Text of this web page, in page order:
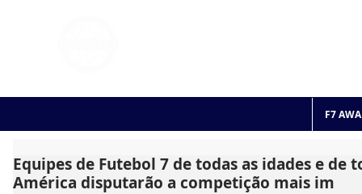
F7
Equipes de Futebol 7 de todas as idades e de
América disputarão a competição mais im